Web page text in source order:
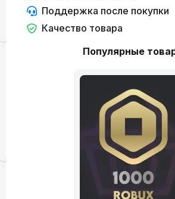
Популярные
Поддержка после покупки
Качество товара